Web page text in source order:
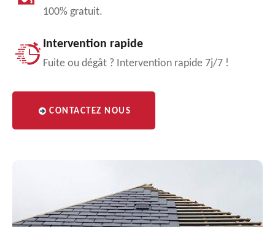
100% gratuit.
Intervention rapide
Fuite ou dégât ? Intervention rapide 7j/7 !
CONTACTEZ NOUS